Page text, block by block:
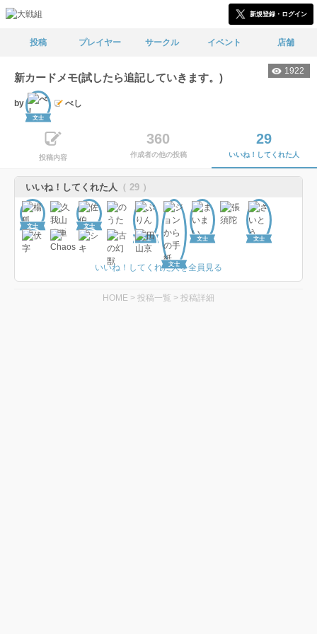
新規登録・ログイン
投稿 プレイヤー サークル イベント 店舗
1922
新カードメモ(試したら追記していきます。)
by
文士
べし
投稿内容
360
作成者の他の投稿
29
いいね！してくれた人
いいね！してくれた人 （ 29 ）
文士 文士
文士
文士
文士 文士
いいね！してくれた人を全員見る
HOME > 投稿一覧 > 投稿詳細